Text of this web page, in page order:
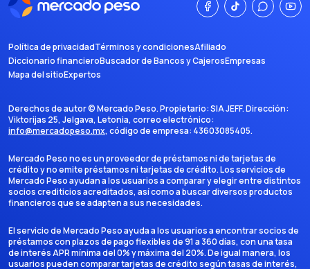
Política de privacidadTérminos y condicionesAfiliado
Diccionario financieroBuscador de Bancos y CajerosEmpresas
Mapa del sitioExpertos
Derechos de autor ©Mercado Peso. Propietario:SIA JEFF. Dirección:
Viktorijas 25, Jelgava, Letonia, correo electrónico:
info@mercadopeso.mx, código de empresa: 43603085405.
Mercado Peso no es un proveedor de préstamos ni de tarjetas de
crédito y no emite préstamos ni tarjetas de crédito. Los servicios de
Mercado Peso ayudan a los usuarios a comparar y elegir entre distintos
socios crediticios acreditados, así como a buscar diversos productos
financieros que se adapten a sus necesidades.
El servicio de Mercado Peso ayuda a los usuarios a encontrar socios de
préstamos con plazos de pago flexibles de 91 a 360 días, con una tasa
de interés APR mínima del 0% y máxima del 20%. De igual manera, los
usuarios pueden comparar tarjetas de crédito según tasas de interés,